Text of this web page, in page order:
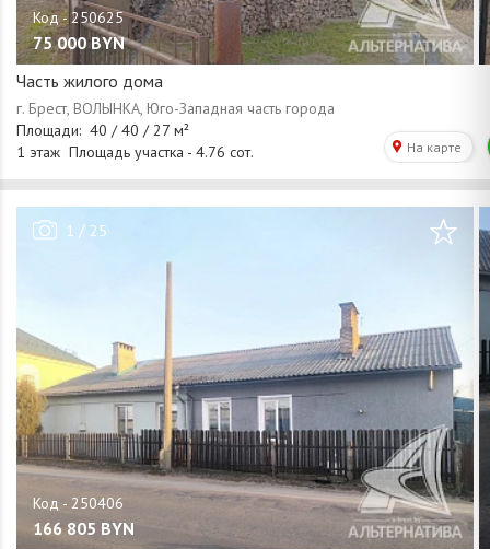
75 000 BYN
Часть жилого дома
1 / 25
166 805 BYN